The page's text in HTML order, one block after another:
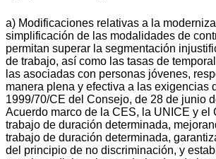
a) Modificaciones relativas a la
simplificación de las modalidades de
permitan superar la segmentación
de trabajo, así como las tasas de
las asociadas con personas jóvenes,
manera plena y efectiva a las exigencias
1999/70/CE del Consejo, de 28 de junio
Acuerdo marco de la CES, la UNICE y el
trabajo de duración determinada,
trabajo de duración determinada,
del principio de no discriminación, y